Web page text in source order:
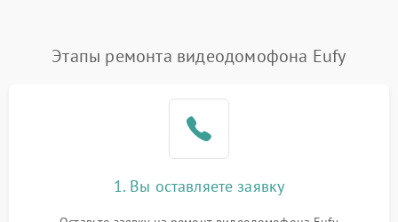
Этапы ремонта видеодомофона Eufy
1. Вы оставляете заявку